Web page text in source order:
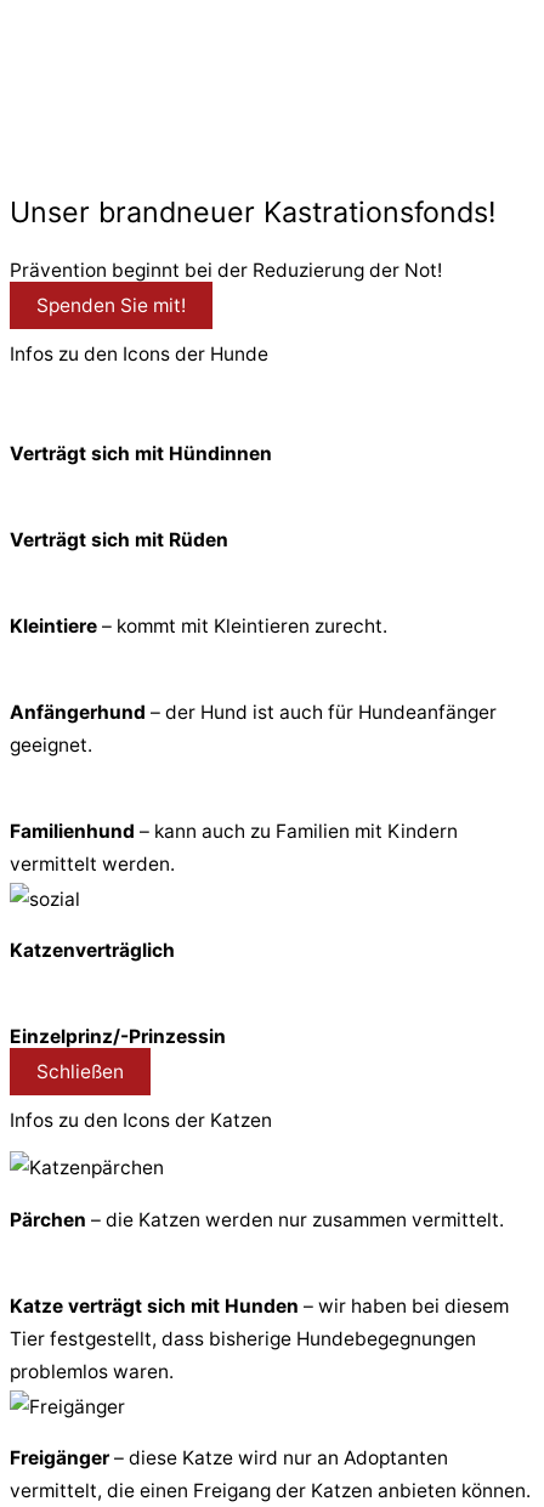
Unser brandneuer Kastrationsfonds!
Prävention beginnt bei der Reduzierung der Not!
Spenden Sie mit!
Infos zu den Icons der Hunde
Verträgt sich mit Hündinnen
Verträgt sich mit Rüden
Kleintiere – kommt mit Kleintieren zurecht.
Anfängerhund – der Hund ist auch für Hundeanfänger
geeignet.
Familienhund – kann auch zu Familien mit Kindern
vermittelt werden.
Katzenverträglich
Einzelprinz/-Prinzessin
Schließen
Infos zu den Icons der Katzen
Pärchen – die Katzen werden nur zusammen vermittelt.
Katze verträgt sich mit Hunden – wir haben bei diesem
Tier festgestellt, dass bisherige Hundebegegnungen
problemlos waren.
Freigänger – diese Katze wird nur an Adoptanten
vermittelt, die einen Freigang der Katzen anbieten können.